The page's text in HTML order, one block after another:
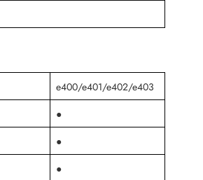
e400/e401/e402/e403
●
●
●